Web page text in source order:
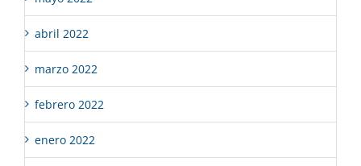
abril 2022
marzo 2022
febrero 2022
enero 2022